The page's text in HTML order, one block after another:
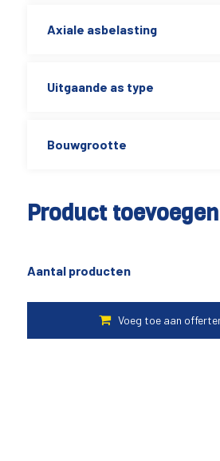
Product toevoegen
Aantal producten
Axiale asbelasting
Uitgaande as type
Bouwgrootte